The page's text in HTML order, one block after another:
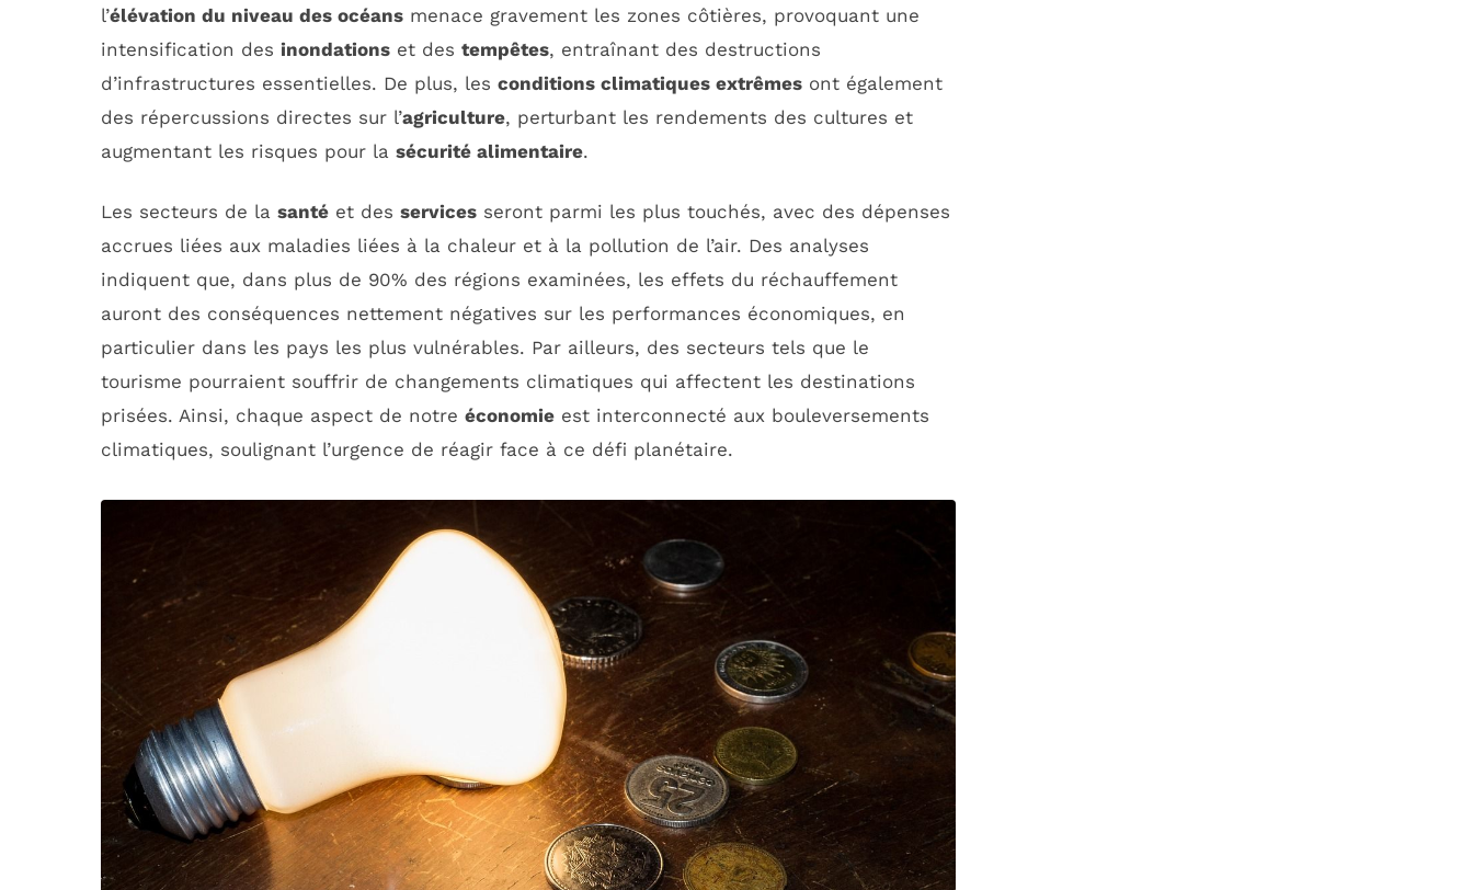
l’élévation du niveau des océans menace gravement les zones côtières, provoquant une
intensification des inondations et des tempêtes, entraînant des destructions
d’infrastructures essentielles. De plus, les conditions climatiques extrêmes ont également
des répercussions directes sur l’agriculture, perturbant les rendements des cultures et
augmentant les risques pour la sécurité alimentaire.
Les secteurs de la santé et des services seront parmi les plus touchés, avec des dépenses
accrues liées aux maladies liées à la chaleur et à la pollution de l’air. Des analyses
indiquent que, dans plus de 90% des régions examinées, les effets du réchauffement
auront des conséquences nettement négatives sur les performances économiques, en
particulier dans les pays les plus vulnérables. Par ailleurs, des secteurs tels que le
tourisme pourraient souffrir de changements climatiques qui affectent les destinations
prisées. Ainsi, chaque aspect de notre économie est interconnecté aux bouleversements
climatiques, soulignant l’urgence de réagir face à ce défi planétaire.